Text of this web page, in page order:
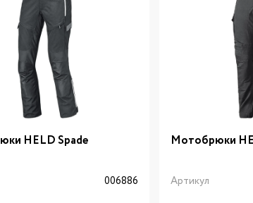
HELD Spade
006886
Мотобрюки
Артикул